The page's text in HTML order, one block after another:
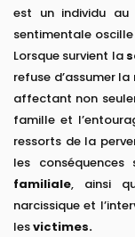
est un individu au
sentimentale
Lorsque survient la
refuse d’assumer
affectant non
famille et
ressorts de la
les
familiale, ainsi
narcissique et
lesvictimes.